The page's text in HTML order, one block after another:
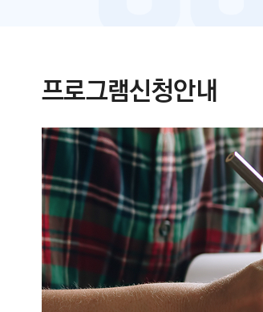
프로그램신청안내